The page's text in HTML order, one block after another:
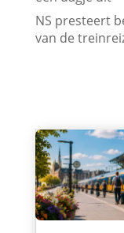
NS presteert
van de